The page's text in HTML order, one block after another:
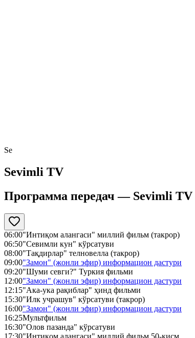
Se
Sevimli TV
Программа передач — Sevimli TV
06:00"Интиқом алангаси" миллий фильм (такрор)
06:50"Севимли кун" кўрсатуви
08:00"Тақдирлар" телновелла (такрор)
09:00"Замон" (жонли эфир) информацион дастури
09:20"Шуми севги?" Туркия фильми
12:00"Замон" (жонли эфир) информацион дастури
12:15"Ака-ука рақиблар" ҳинд фильми
15:30"Илк учрашув" кўрсатуви (такрор)
16:00"Замон" (жонли эфир) информацион дастури
16:25Мультфильм
16:30"Олов пазанда" кўрсатуви
17:30"Интиқом алангаси" миллий фильм 50-қисм